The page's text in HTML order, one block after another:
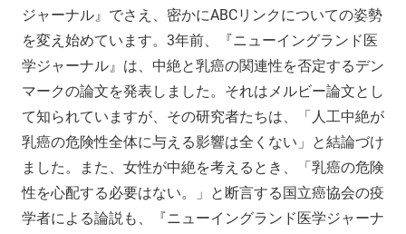
ジャーナル』でさえ、密かにABCリンクについての姿勢
を変え始めています。3年前、『ニューイングランド医
学ジャーナル』は、中絶と乳癌の関連性を否定するデン
マークの論文を発表しました。それはメルビー論文とし
て知られていますが、その研究者たちは、「人工中絶が
乳癌の危険性全体に与える影響は全くない」と結論づけ
ました。また、女性が中絶を考えるとき、「乳癌の危険
性を心配する必要はない。」と断言する国立癌協会の疫
学者による論説も、『ニューイングランド医学ジャーナ